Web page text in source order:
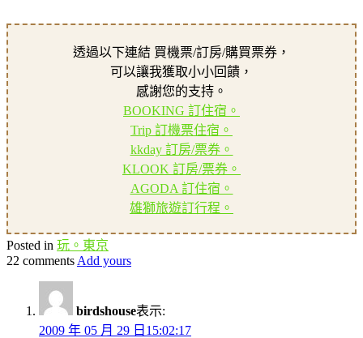
透過以下連結 買機票/訂房/購買票券，
可以讓我獲取小小回饋，
感謝您的支持。
BOOKING 訂住宿。
Trip 訂機票住宿。
kkday 訂房/票券。
KLOOK 訂房/票券。
AGODA 訂住宿。
雄獅旅遊訂行程。
Posted in 玩。東京
22 comments Add yours
birdshouse表示:
2009 年 05 月 29 日15:02:17